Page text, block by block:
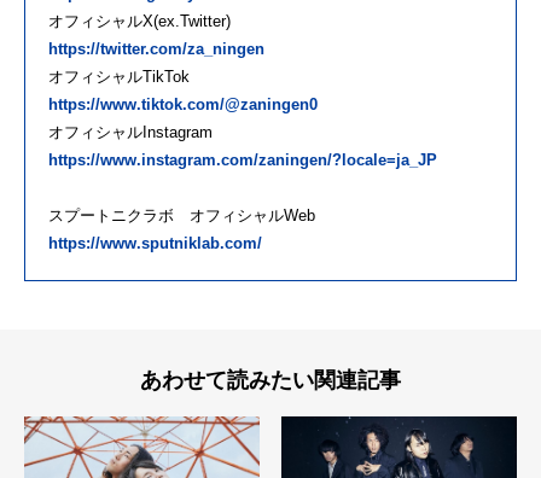
オフィシャルX(ex.Twitter)
https://twitter.com/za_ningen
オフィシャルTikTok
https://www.tiktok.com/@zaningen0
オフィシャルInstagram
https://www.instagram.com/zaningen/?locale=ja_JP
スプートニクラボ オフィシャルWeb
https://www.sputniklab.com/
あわせて読みたい関連記事